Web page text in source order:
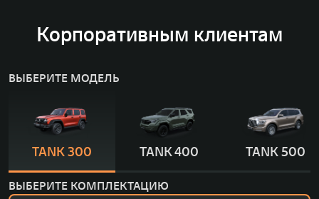
Корпоративным клиентам
ВЫБЕРИТЕ МОДЕЛЬ
TANK 300 TANK 400 TANK 500
ВЫБЕРИТЕ КОМПЛЕКТАЦИЮ